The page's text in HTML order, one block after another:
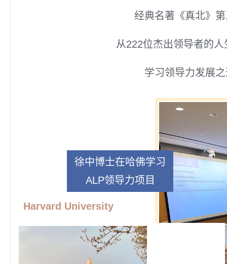
经典名著《真北》
从222位杰出领导者的人
学习领导力发展
徐中博士在哈佛学习
ALP领导力项目
Harvard University